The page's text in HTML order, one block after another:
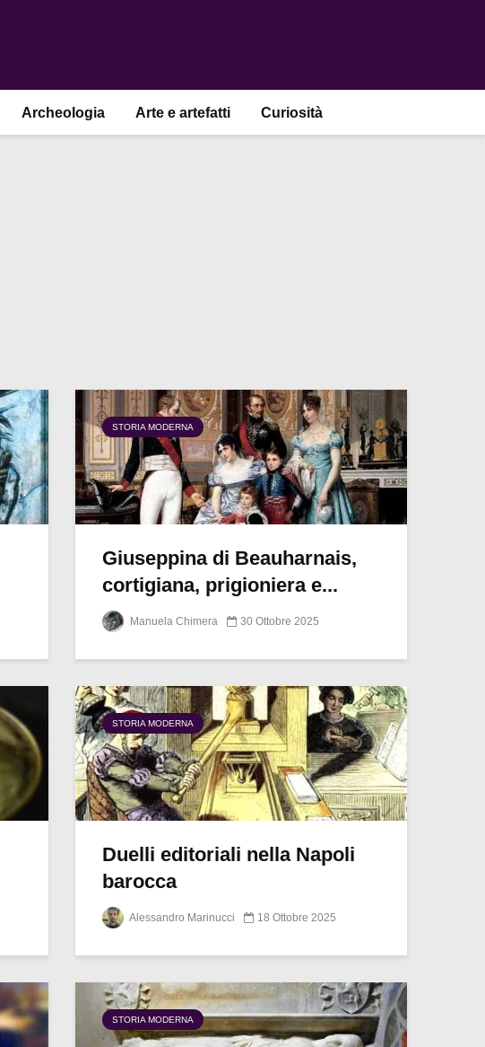
Archeologia Arte e artefatti Curiosità
STORIA MODERNA
Giuseppina di Beauharnais,
cortigiana, prigioniera e...
Manuela Chimera 30 Ottobre 2025
STORIA MODERNA
Duelli editoriali nella Napoli
barocca
Alessandro Marinucci 18 Ottobre 2025
STORIA MODERNA